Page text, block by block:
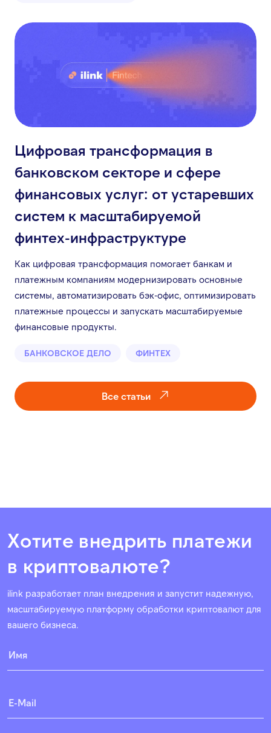
Цифровая трансформация в
банковском секторе и сфере
финансовых услуг: от устаревших
систем к масштабируемой
финтех-инфраструктуре
Как цифровая трансформация помогает банкам и
платежным компаниям модернизировать основные
системы, автоматизировать бэк-офис, оптимизировать
платежные процессы и запускать масштабируемые
финансовые продукты.
БАНКОВСКОЕ ДЕЛО ФИНТЕХ
Все статьи
Хотите внедрить платежи
в криптовалюте?
ilink разработает план внедрения и запустит надежную,
масштабируемую платформу обработки криптовалют для
вашего бизнеса.